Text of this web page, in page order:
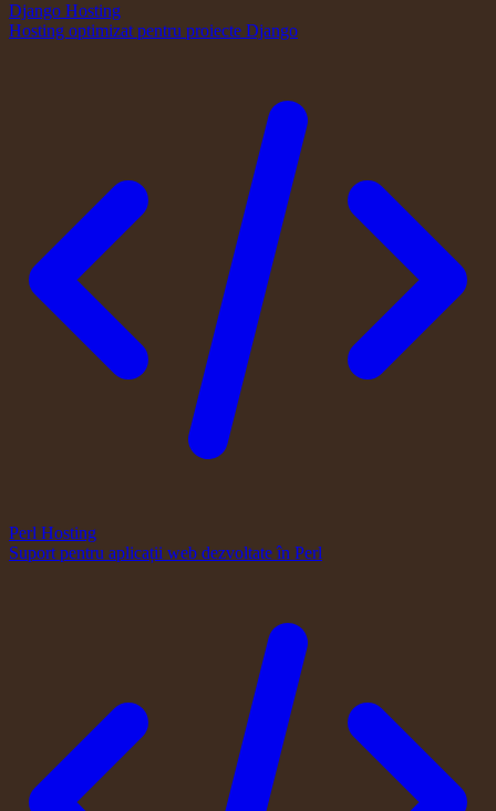
Django Hosting
Hosting optimizat pentru proiecte Django
Perl Hosting
Suport pentru aplicații web dezvoltate în Perl